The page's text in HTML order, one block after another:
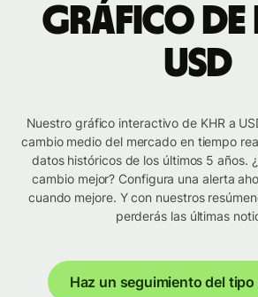
Gráfico de
USD
Nuestro gráfico interactivo de KHR a
cambio medio del mercado en tiempo
datos históricos de los últimos 5 años.
cambio mejor? Configura una alerta
cuando mejore. Y con nuestros
perderás las últimas
Haz un seguimiento del tipo